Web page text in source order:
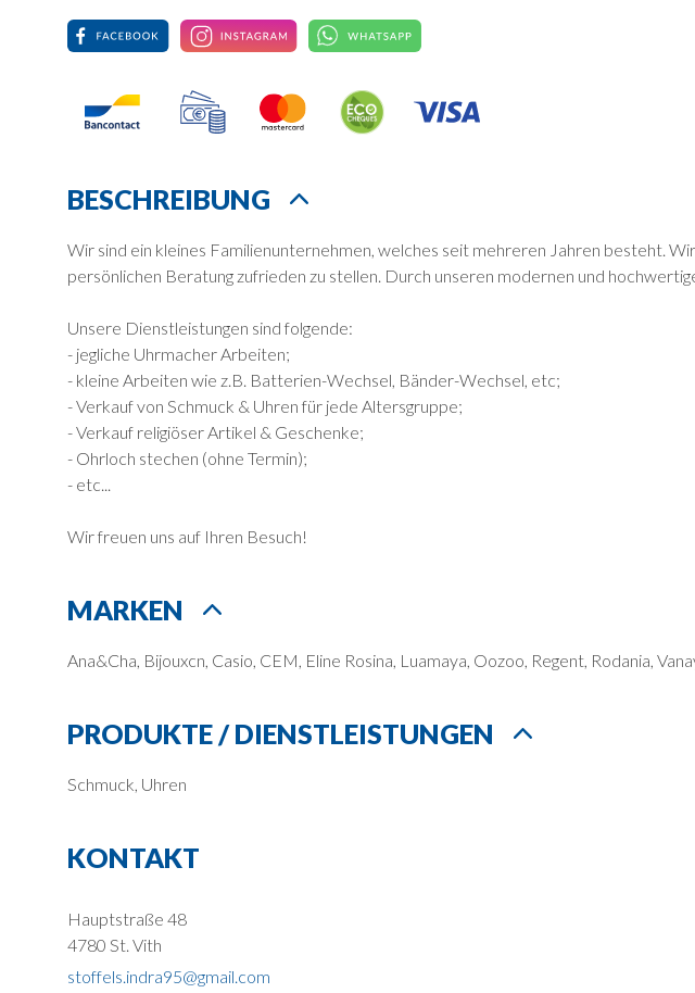
BESCHREIBUNG
Wir sind ein kleines Familienunternehmen, welches seit mehreren Jahren besteht.
persönlichen Beratung zufrieden zu stellen. Durch unseren modernen und
Unsere Dienstleistungen sind folgende:
- jegliche Uhrmacher Arbeiten;
- kleine Arbeiten wie z.B. Batterien-Wechsel, Bänder-Wechsel, etc;
- Verkauf von Schmuck & Uhren für jede Altersgruppe;
- Verkauf religiöser Artikel & Geschenke;
- Ohrloch stechen (ohne Termin);
- etc...
Wir freuen uns auf Ihren Besuch!
MARKEN
Ana&Cha, Bijouxcn, Casio, CEM, Eline Rosina, Luamaya, Oozoo, Regent, Rodania,
PRODUKTE / DIENSTLEISTUNGEN
Schmuck, Uhren
KONTAKT
Hauptstraße 48
4780 St. Vith
stoffels.indra95@gmail.com